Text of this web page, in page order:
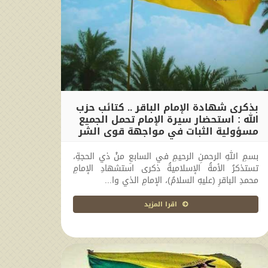
بذكرى شهادة الإمام الباقر .. كتائب حزب
الله : استحضار سيرة الإمام تحمل الجميع
مسؤولية الثبات في مواجهة قوى الشر
2026-05-24 19:10:54
بسمِ اللهِ الرحمنِ الرحيمِ في السابعِ منْ ذي الحجةِ،
تستذكرُ الأمةُ الإسلاميةُ ذكرى استشهادِ الإمامِ
محمدِ الباقرِ (عليهِ السلامُ)، الإمامِ الذي وا...
اقرا المزيد